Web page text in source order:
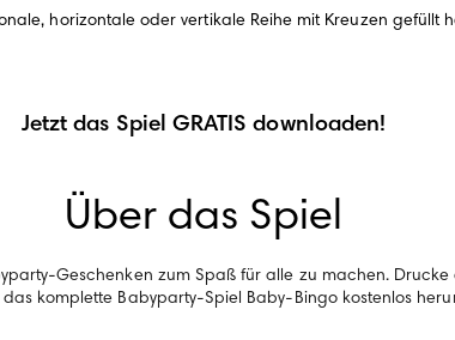
horizontale oder vertikale Reihe mit Kreuzen gefüllt
Jetzt das Spiel GRATIS downloaden!
Über das Spiel
Geschenken zum Spaß für alle zu machen.
das komplette Babyparty-Spiel Baby-Bingo kostenlos